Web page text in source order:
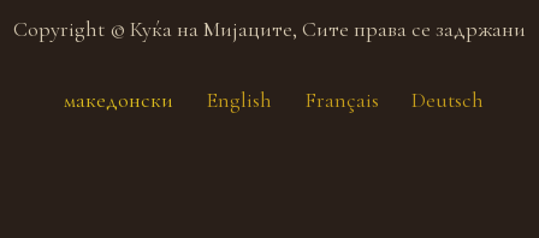
Copyright © Куќа на Мијаците, Сите права се задржани
македонски English Français Deutsch